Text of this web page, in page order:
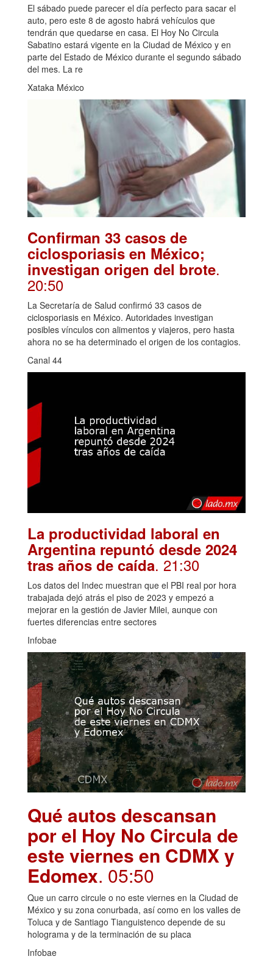
El sábado puede parecer el día perfecto para sacar el
auto, pero este 8 de agosto habrá vehículos que
tendrán que quedarse en casa. El Hoy No Circula
Sabatino estará vigente en la Ciudad de México y en
parte del Estado de México durante el segundo sábado
del mes. La re
Xataka México
Confirman 33 casos de
ciclosporiasis en México;
investigan origen del brote.
20:50
La Secretaría de Salud confirmó 33 casos de
ciclosporiasis en México. Autoridades investigan
posibles vínculos con alimentos y viajeros, pero hasta
ahora no se ha determinado el origen de los contagios.
Canal 44
La productividad laboral en
Argentina repuntó desde 2024
tras años de caída. 21:30
Los datos del Indec muestran que el PBI real por hora
trabajada dejó atrás el piso de 2023 y empezó a
mejorar en la gestión de Javier Milei, aunque con
fuertes diferencias entre sectores
Infobae
Qué autos descansan
por el Hoy No Circula de
este viernes en CDMX y
Edomex. 05:50
Que un carro circule o no este viernes en la Ciudad de
México y su zona conurbada, así como en los valles de
Toluca y de Santiago Tianguistenco depende de su
holograma y de la terminación de su placa
Infobae